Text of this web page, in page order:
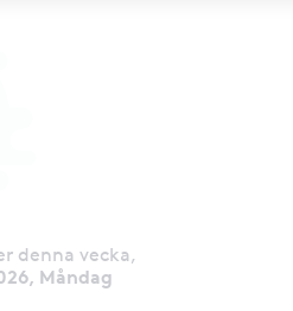
denna vecka,
Måndag